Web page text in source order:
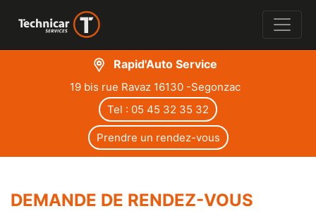
Rapid'Auto Service
19 bis rue Ravaz 16130 -Segonzac
Tel : 05 45 32 35 32
Prendre un rendez-vous
DEMANDE DE RENDEZ-VOUS